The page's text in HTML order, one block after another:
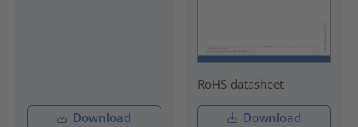
Download
RoHS datasheet
Download